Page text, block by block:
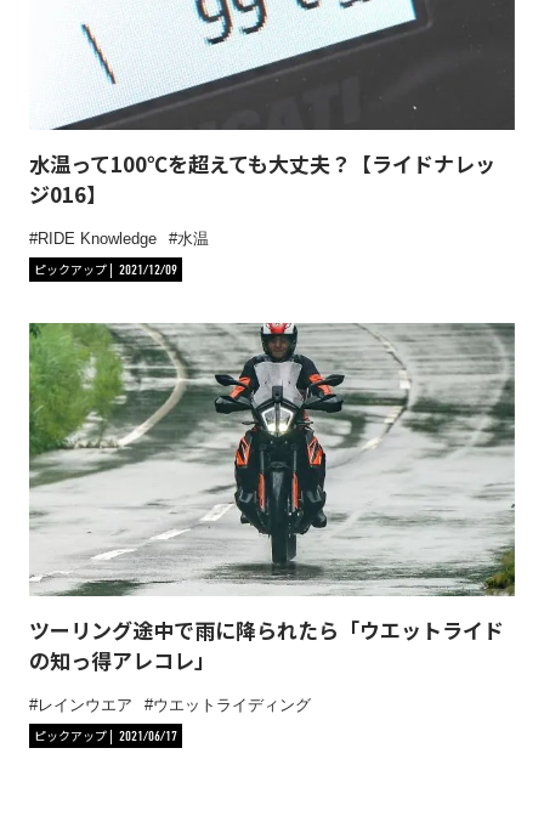
水温って100℃を超えても大丈夫？【ライドナレッ
ジ016】
RIDE Knowledge
水温
ピックアップ
2021/12/09
ツーリング途中で雨に降られたら「ウエットライド
の知っ得アレコレ」
レインウエア
ウエットライディング
ピックアップ
2021/06/17